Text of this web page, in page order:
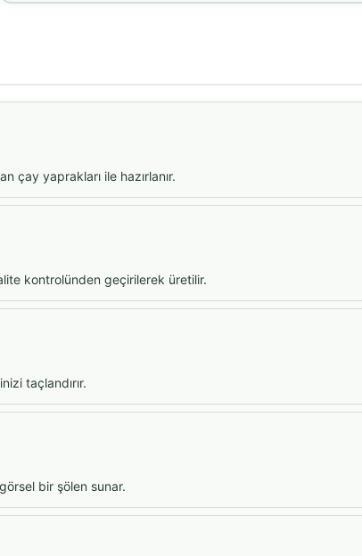
çay yaprakları ile hazırlanır.
kontrolünden geçirilerek üretilir.
taçlandırır.
bir şölen sunar.